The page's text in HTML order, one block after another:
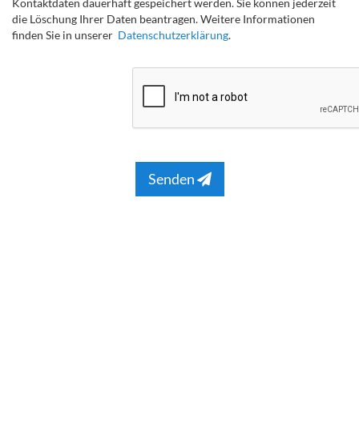
Kontaktdaten dauerhaft gespeichert werden. Sie können jederzeit
die Löschung Ihrer Daten beantragen. Weitere Informationen
finden Sie in unserer Datenschutzerklärung.
Senden